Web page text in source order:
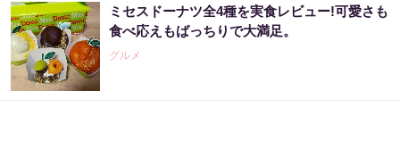
ミセスドーナツ全4種を実食レビュー!可愛さも
食べ応えもばっちりで大満足。
グルメ